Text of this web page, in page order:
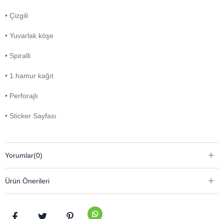
• Çizgili
• Yuvarlak köşe
• Spiralli
• 1.hamur kağıt
• Perforajlı
• Sticker Sayfası
Yorumlar(0)
Ürün Önerileri